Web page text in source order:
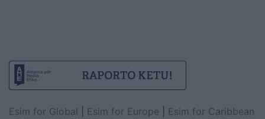
Esim for Global Esim for Europe
Esim for Caribbean